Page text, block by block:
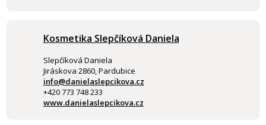
Kosmetika Slepčíková Daniela
Slepčíková Daniela
Jiráskova 2860, Pardubice
info@danielaslepcikova.cz
+420 773 748 233
www.danielaslepcikova.cz